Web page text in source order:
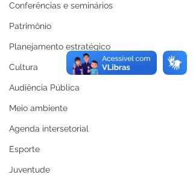
Conferências e seminários
Patrimônio
Planejamento estratégico
Cultura
Audiência Pública
Meio ambiente
Agenda intersetorial
Esporte
Juventude